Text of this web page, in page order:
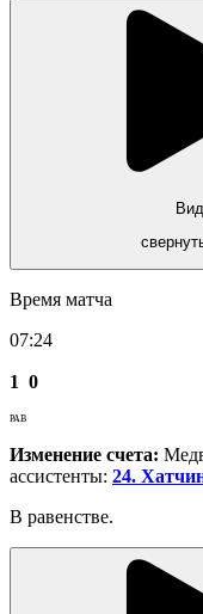
Время матча
07:24
1 0
РАВ
Изменение счета:
ассистенты: 24.
В равенстве.